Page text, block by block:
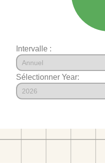
Intervalle :
Sélectionner Year: